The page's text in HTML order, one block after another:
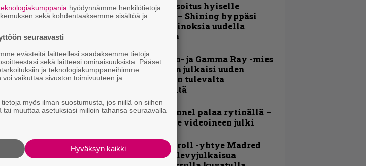
Firewindkepittäjä
valitettavasti tuo
ole niin erottuva,
of Metal -yhtyeen
sijaan toimii todella
keskellä.
myös vuoden
paremmaksi.
Kunnianosoitus hyiselle
Pohjolalle – Shining hyppäsi
keskelle kinoksia uudella
videollaan
Helloween- ja Gamma Ray -mies
Kai Hansen julkaisi uuden
maistiaisen tulevalta
soololevyltä
Blind Channel palaa rytinällä –
tuplasingle videoineen julki
Thrash ’n’ roll -yhtye Madred
ryydittää levyjulkaisua
hyödynnämme henkilötietoja
sekä kohdentaaksemme sisältöä ja
seuraavasti
evästeitä laitteellesi saadaksemme tietoja
sekä laitteesi ominaisuuksista. Pääset
ja teknologiakumppaneihimme
vaikuttaa sivuston toimivuuteen ja
myös ilman suostumusta, jos niillä on siihen
muuttaa asetuksiasi milloin tahansa seuraavalla
Hyväksyn kaikki